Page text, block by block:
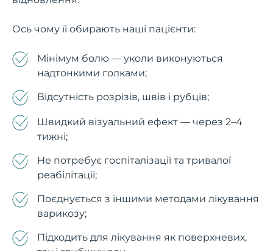
Ось чому її обирають наші пацієнти:
Мінімум болю — уколи виконуються
надтонкими голками;
Відсутність розрізів, швів і рубців;
Швидкий візуальний ефект — через 2–4
тижні;
Не потребує госпіталізації та тривалої
реабілітації;
Поєднується з іншими методами лікування
варикозу;
Підходить для лікування як поверхневих,